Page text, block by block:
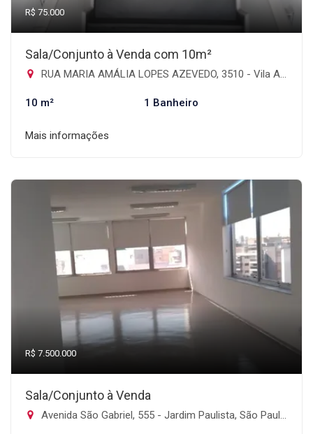
R$ 75.000
Sala/Conjunto à Venda com 10m²
RUA MARIA AMÁLIA LOPES AZEVEDO, 3510 - Vila Albertina, São Paulo-SP
10 m² 1 Banheiro
Mais informações
R$ 7.500.000
Sala/Conjunto à Venda
Avenida São Gabriel, 555 - Jardim Paulista, São Paulo-SP